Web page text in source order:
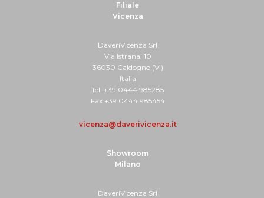
Filiale
Vicenza
DaveriVicenza Srl
Via Istrana, 10
36030 Caldogno (VI)
Italia
Tel. +39 0444 985285
Fax +39 0444 985454
vicenza@daverivicenza.it
Showroom
Milano
DaveriVicenza Srl